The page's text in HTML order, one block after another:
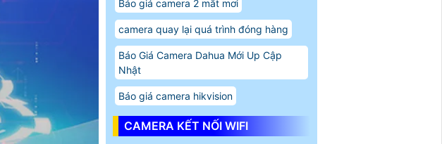
Báo giá camera 2 mắt mơi
camera quay lại quá trình đóng hàng
Báo Giá Camera Dahua Mới Up Cập
Nhật
Báo giá camera hikvision
CAMERA KẾT NỐI WIFI